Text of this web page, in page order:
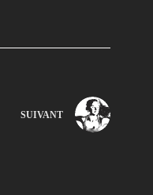
SUIVANT